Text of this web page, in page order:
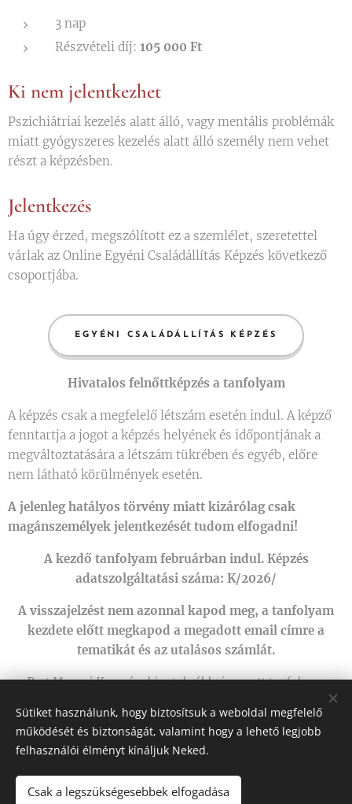
3 nap
Részvételi díj: 105 000 Ft
Ki nem jelentkezhet
Pszichiátriai kezelés alatt álló, vagy mentális problémák
miatt gyógyszeres kezelés alatt álló személy nem vehet
részt a képzésben.
Jelentkezés
Ha úgy érzed, megszólított ez a szemlélet, szeretettel
várlak az Online Egyéni Családállítás Képzés következő
csoportjába.
EGYÉNI CSALÁDÁLLÍTÁS KÉPZÉS
Hivatalos felnőttképzés a tanfolyam
A képzés csak a megfelelő létszám esetén indul. A képző
fenntartja a jogot a képzés helyének és időpontjának a
megváltoztatására a létszám tükrében és egyéb, előre
nem látható körülmények esetén.
A jelenleg hatályos törvény miatt kizárólag csak
magánszemélyek jelentkezését tudom elfogadni!
A kezdő tanfolyam februárban indul. Képzés
adatszolgáltatási száma: K/2026/
A visszajelzést nem azonnal kapod meg, a tanfolyam
kezdete előtt megkapod a megadott email címre a
tematikát és az utalásos számlát.
Pest Megyei Kormányhivatalnál bejegyzett tanfolyam
Felnőttképzési szám:B/2023/000120
Sütiket használunk, hogy biztosítsuk a weboldal megfelelő
működését és biztonságát, valamint hogy a lehető legjobb
felhasználói élményt kínáljuk Neked.
Csak a legszükségesebbek elfogadása